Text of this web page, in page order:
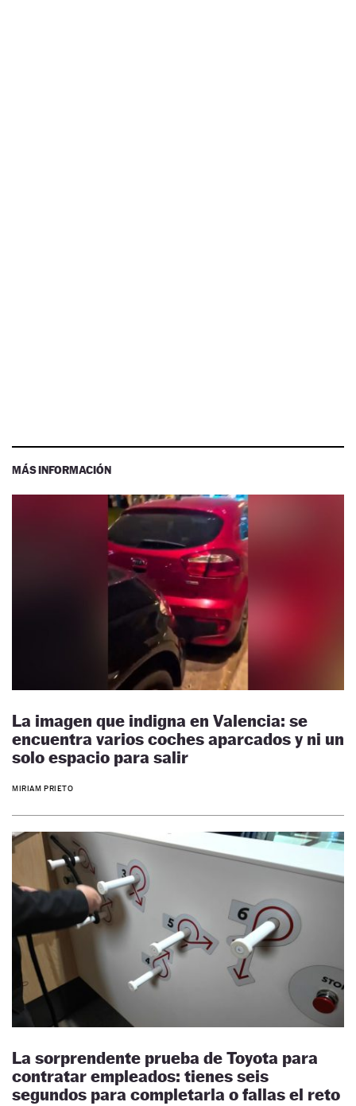
MÁS INFORMACIÓN
La imagen que indigna en Valencia: se
encuentra varios coches aparcados y ni un
solo espacio para salir
MIRIAM PRIETO
La sorprendente prueba de Toyota para
contratar empleados: tienes seis
segundos para completarla o fallas el reto